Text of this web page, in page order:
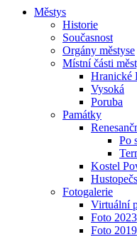
Městys
Historie
Současnost
Orgány městyse
Místní části
Hranické
Vysoká
Poruba
Památky
Po
Kostel
Fotogalerie
Virtuální
Foto 2023
Foto 2019